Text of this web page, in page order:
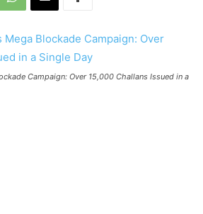
Campaign: Over 15,000 Challans Issued in a